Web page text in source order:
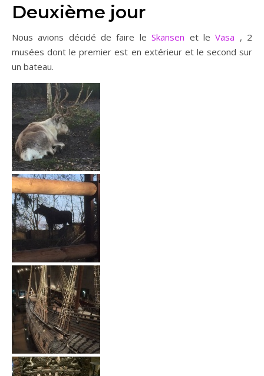
Deuxième jour
Nous avions décidé de faire leSkansen et leVasa , 2
musées dont le premier est en extérieur et le second sur
un bateau.